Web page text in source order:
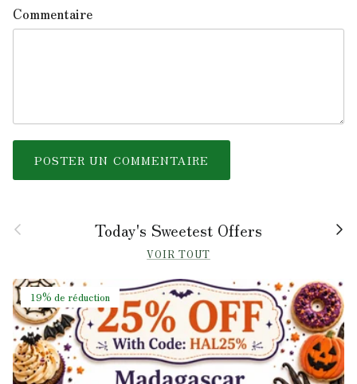
Commentaire
POSTER UN COMMENTAIRE
Précédent Today's Sweetest Offers
VOIR TOUT
19% de réduction